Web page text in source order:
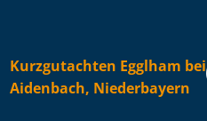
Kurzgutachten Egglham bei
Aidenbach, Niederbayern